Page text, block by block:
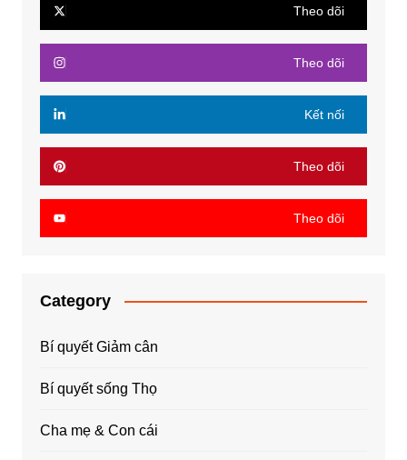
Theo dõi
Theo dõi
Kết nối
Theo dõi
Theo dõi
Category
Bí quyết Giảm cân
Bí quyết sống Thọ
Cha mẹ & Con cái